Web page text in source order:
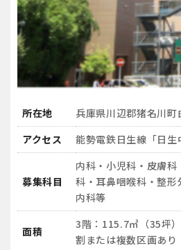
所在地
兵庫県川辺郡猪名川町
アクセス
能勢電鉄日生線「日
募集科目
内科・小児科・皮膚
科・耳鼻咽喉科・整
内科等
面積
3階：115.7㎡（35坪
割または複数区画あり